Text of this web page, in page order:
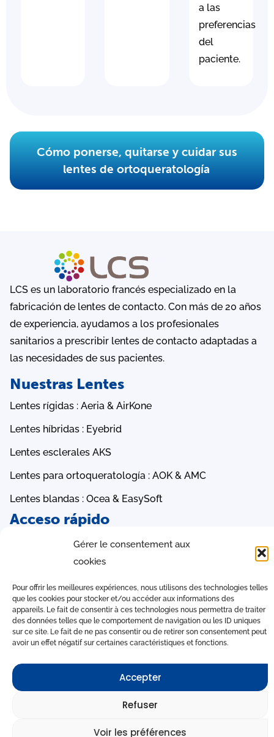
Gérer le consentement aux
cookies
Pour offrir les meilleures expériences, nous utilisons des technologies telles
que les cookies pour stocker et/ou accéder aux informations des
appareils. Le fait de consentir à ces technologies nous permettra de traiter
des données telles que le comportement de navigation ou les ID uniques
sur ce site. Le fait de ne pas consentir ou de retirer son consentement peut
avoir un effet négatif sur certaines caractéristiques et fonctions.
Accepter
Refuser
Voir les préférences
a las
preferencias
del
paciente.
Cómo ponerse, quitarse y cuidar sus
lentes de ortoqueratología
LCS es un laboratorio francés especializado en la
fabricación de lentes de contacto. Con más de 20 años
de experiencia, ayudamos a los profesionales
sanitarios a prescribir lentes de contacto adaptadas a
las necesidades de sus pacientes.
Nuestras Lentes
Lentes rígidas : Aeria & AirKone
Lentes híbridas : Eyebrid
Lentes esclerales AKS
Lentes para ortoqueratología : AOK & AMC
Lentes blandas : Ocea & EasySoft
Acceso rápido
Software iAdapt
Tabla de conversión
Contact Pro
2026 © Laboratoire LCS. Producido por
-
Información jurídica